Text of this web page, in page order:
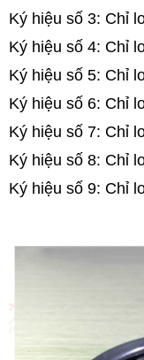
Ký hiệu số 3: Chỉ
Ký hiệu số 4: Chỉ
Ký hiệu số 5: Chỉ
Ký hiệu số 6: Chỉ
Ký hiệu số 7: Chỉ
Ký hiệu số 8: Chỉ
Ký hiệu số 9: Chỉ